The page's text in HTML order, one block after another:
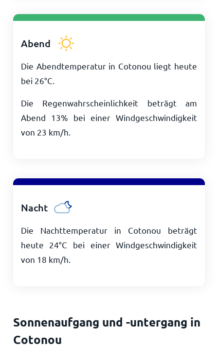
Abend
Die Abendtemperatur in Cotonou liegt heute
bei 26°C
Die Regenwahrscheinlichkeit beträgt am
Abend 13% bei einer Windgeschwindigkeit
von 23 km/h
Nacht
Die Nachttemperatur in Cotonou beträgt
heute 24°C bei einer Windgeschwindigkeit
von 18 km/h
Sonnenaufgang und -untergang in
Cotonou